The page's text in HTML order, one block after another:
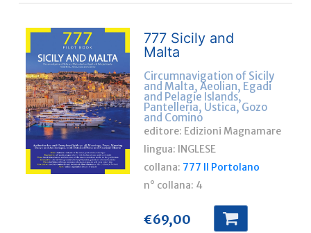
777 Sicily and
Malta
Circumnavigation of Sicily
and Malta, Aeolian, Egadi
and Pelagie Islands,
Pantelleria, Ustica, Gozo
and Comino
editore: Edizioni Magnamare
lingua: INGLESE
collana: 777 Il Portolano
n° collana: 4
€69,00